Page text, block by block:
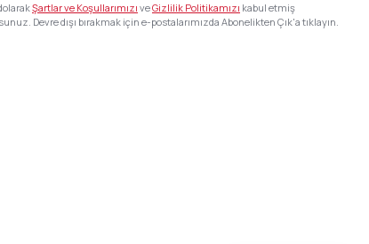
Şartlar ve Koşullarımızı veGizlilik Politikamızı kabul etmiş
Devre dışı bırakmak için e-postalarımızda Abonelikten Çık'a tıklayın.